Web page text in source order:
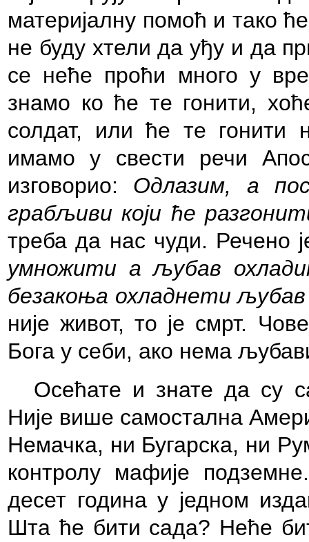
материјалну помоћ и тако
не буду хтели да уђу и да
се неће проћи много у
знамо ко ће те гонити,
солдат, или ће те
имамо у свести речи
изговорио: Одлазим, а
грабљиви који ће
треба да нас чуди.
умножити а љубав
безакоња охладнети
није живот, то је смрт.
Бога у себи, ако нема
Осећате и знате да су
Није више самостална
Немачка, ни Бугарска, ни
контролу мафије
десет година у једном
Шта ће бити сада? Неће